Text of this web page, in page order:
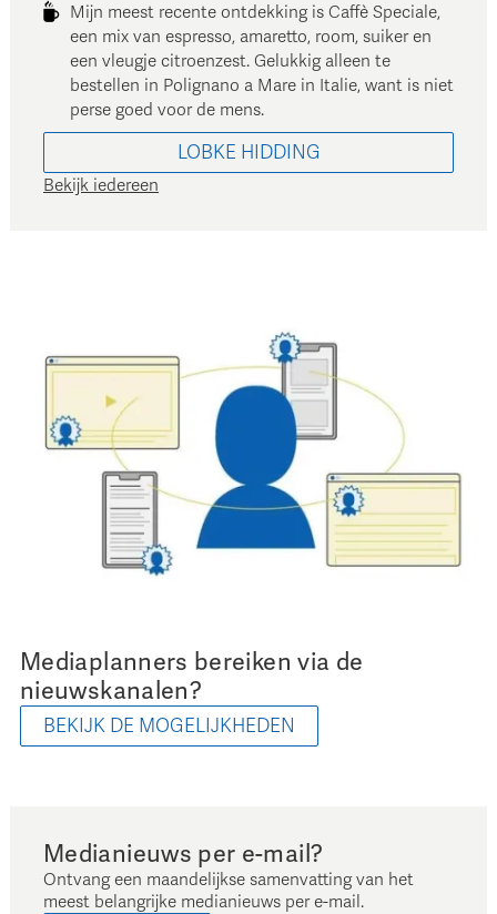
Mijn meest recente ontdekking is Caffè Speciale,
een mix van espresso, amaretto, room, suiker en
een vleugje citroenzest. Gelukkig alleen te
bestellen in Polignano a Mare in Italie, want is niet
perse goed voor de mens.
LOBKE HIDDING
Bekijk iedereen
Mediaplanners bereiken via de
nieuwskanalen?
BEKIJK DE MOGELIJKHEDEN
Medianieuws per e-mail?
Ontvang een maandelijkse samenvatting van het
meest belangrijke medianieuws per e-mail.